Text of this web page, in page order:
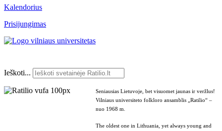
Kalendorius
Prisijungimas
Ieškoti...
Seniausias Lietuvoje, bet visuomet jaunas ir veržlus!
Vilniaus universiteto folkloro ansamblis „Ratilio“ –
nuo 1968 m.
The oldest one in Lithuania, yet always young and